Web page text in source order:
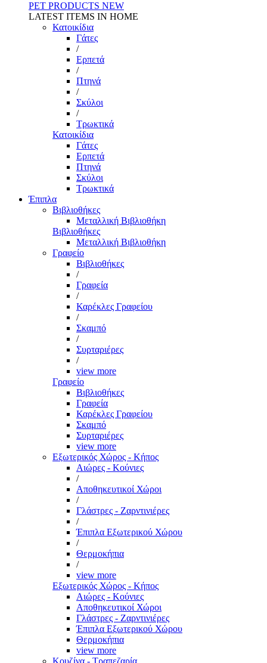
PET PRODUCTS NEW
LATEST ITEMS IN HOME
Κατοικίδια
Γάτες
/
Ερπετά
/
Πτηνά
/
Σκύλοι
/
Τρωκτικά
Κατοικίδια
Γάτες
Ερπετά
Πτηνά
Σκύλοι
Τρωκτικά
Έπιπλα
Βιβλιοθήκες
Μεταλλική Βιβλιοθήκη
Βιβλιοθήκες
Μεταλλική Βιβλιοθήκη
Γραφείο
Βιβλιοθήκες
/
Γραφεία
/
Καρέκλες Γραφείου
/
Σκαμπό
/
Συρταριέρες
/
view more
Γραφείο
Βιβλιοθήκες
Γραφεία
Καρέκλες Γραφείου
Σκαμπό
Συρταριέρες
view more
Εξωτερικός Χώρος - Κήπος
Αιώρες - Κούνιες
/
Αποθηκευτικοί Χώροι
/
Γλάστρες - Ζαρντινιέρες
/
Έπιπλα Εξωτερικού Χώρου
/
Θερμοκήπια
/
view more
Εξωτερικός Χώρος - Κήπος
Αιώρες - Κούνιες
Αποθηκευτικοί Χώροι
Γλάστρες - Ζαρντινιέρες
Έπιπλα Εξωτερικού Χώρου
Θερμοκήπια
view more
Κουζίνα - Τραπεζαρία